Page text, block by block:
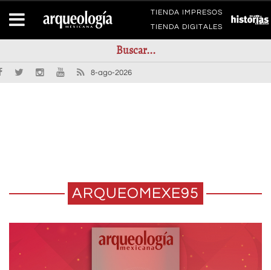
TIENDA IMPRESOS
TIENDA DIGITALES
8-ago-2026
ARQUEOMEXE95